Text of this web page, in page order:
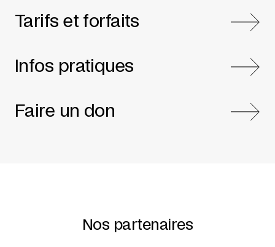
Tarifs et forfaits
Infos pratiques
Faire un don
Nos partenaires